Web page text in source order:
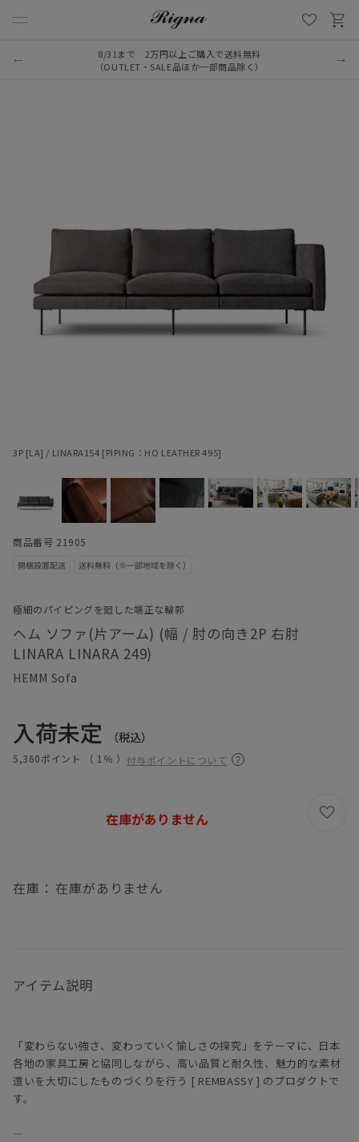
8/31まで 2万円以上ご購入で送料無料
（OUTLET・SALE品ほか一部商品除く）
極細のパイピングを廻した端正な輪郭
ヘム ソファ(片アーム) (幅 / 肘の向き2P 右肘
LINARA LINARA 249)
HEMM Sofa
3P [LA] / LINARA154 [PIPING：HO LEATHER 495]
入荷未定 （税込）
5,360ポイント （ 1％ ） 付与ポイントについて
在庫： 在庫がありません
在庫がありません
アイテム説明
「変わらない強さ、変わっていく愉しさの探究」をテーマに、日本
各地の家具工房と協同しながら、高い品質と耐久性、魅力的な素材
遣いを大切にしたものづくりを行う [ REMBASSY ] のプロダクトで
す。
―
商品番号 21905